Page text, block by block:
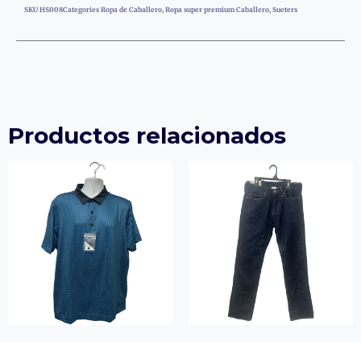
SKU HS008Categories Ropa de Caballero, Ropa super premium Caballero, Sueters
Productos relacionados